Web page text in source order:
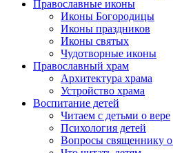
Православные иконы
Иконы Богородицы
Иконы праздников
Иконы святых
Чудотворные иконы
Православный храм
Архитектура храма
Устройство храма
Воспитание детей
Читаем с детьми о вере
Психология детей
Вопросы священнику о